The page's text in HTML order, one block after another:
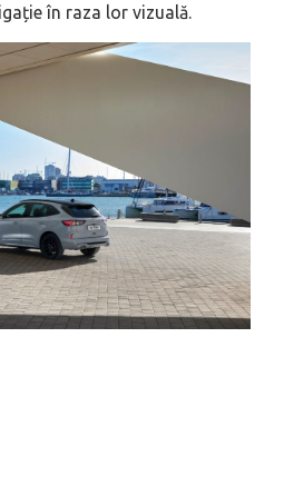
în raza lor vizuală.